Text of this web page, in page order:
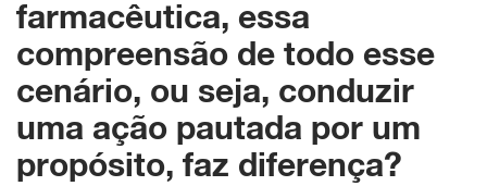
farmacêutica, essa
compreensão de todo esse
cenário, ou seja, conduzir
uma ação pautada por um
propósito, faz diferença?